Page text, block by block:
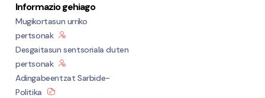
Informazio gehiago
Mugikortasun urriko
pertsonak
Desgaitasun sentsoriala duten
pertsonak
Adingabeentzat Sarbide-
Politika